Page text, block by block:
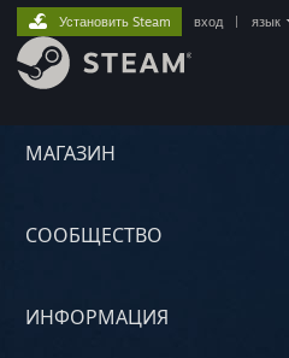
МАГАЗИН
СООБЩЕСТВО
ИНФОРМАЦИЯ
Установить Steam вход язык